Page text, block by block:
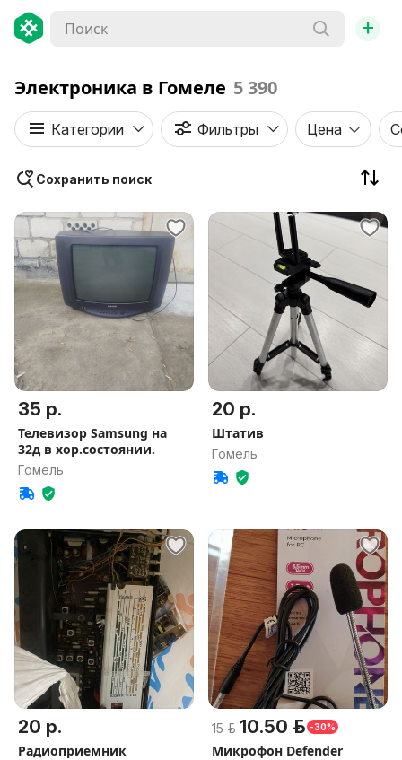
+
Электроника в Гомеле 5 390
Категории Фильтры Цена
Сохранить поиск
35 р.
Телевизор Samsung на
32д в хор.состоянии.
Гомель
20 р.
Штатив
Гомель
20 р.
Радиоприемник
15 р. 10.50 р. -30%
Микрофон Defender